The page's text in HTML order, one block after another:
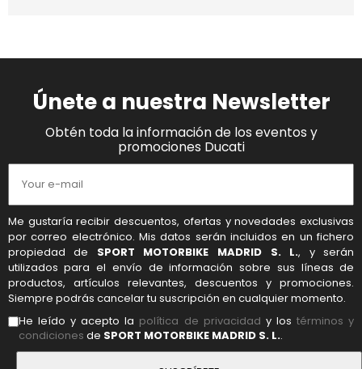
Únete a nuestra Newsletter
Obtén toda la información de los eventos y
promociones Ducati
Me gustaría recibir descuentos, ofertas y novedades exclusivas
por correo electrónico. Mis datos serán incluidos en un fichero
propiedad de SPORT MOTORBIKE MADRID S. L., y serán
utilizados para el envío de información sobre sus líneas de
productos, artículos relevantes, descuentos y promociones.
Siempre podrás cancelar tu suscripción en cualquier momento.
He leído y acepto la política de privacidad y lostérminos y
condiciones de SPORT MOTORBIKE MADRID S. L..